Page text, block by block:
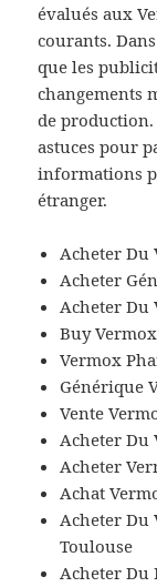
évalués aux
courants.
que les
changements
de production.
astuces pour
informations
étranger.
Acheter Du
Acheter
Acheter Du
Buy
Vermox
Générique
Vente
Acheter Du
Acheter
Achat
Acheter Du
Toulouse
Acheter Du